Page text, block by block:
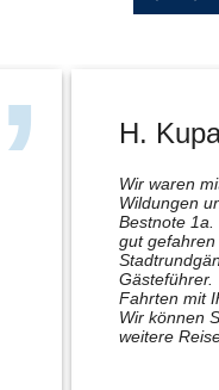
H.
Wir waren
Wildungen
Bestnote
gut
Gästeführer.
Fahrten mit
Wir können
weitere